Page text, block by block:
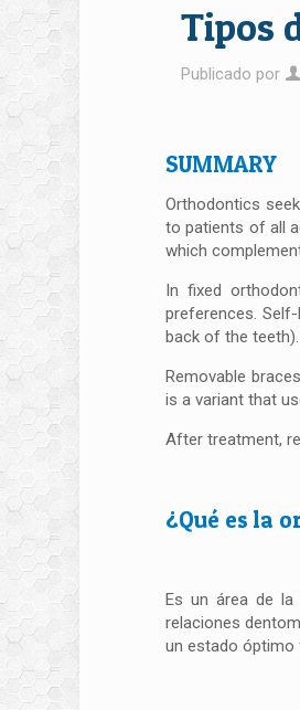
Tipos
Publicado por
SUMMARY
Orthodontics
to patients of all
which
In fixed
preferences.
back of the teeth).
Removable
is a variant that
After treatment,
¿Qué es la
Es un área de la
relaciones
un estado óptimo